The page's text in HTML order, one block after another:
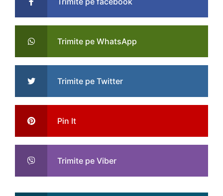
Trimite pe WhatsApp
Trimite pe Twitter
Pin It
Trimite pe Viber